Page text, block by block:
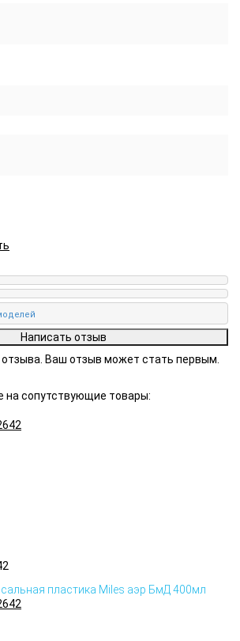
отзыва. Ваш отзыв может стать первым.
на сопутствующие товары:
пластика Miles аэр БмД 400мл